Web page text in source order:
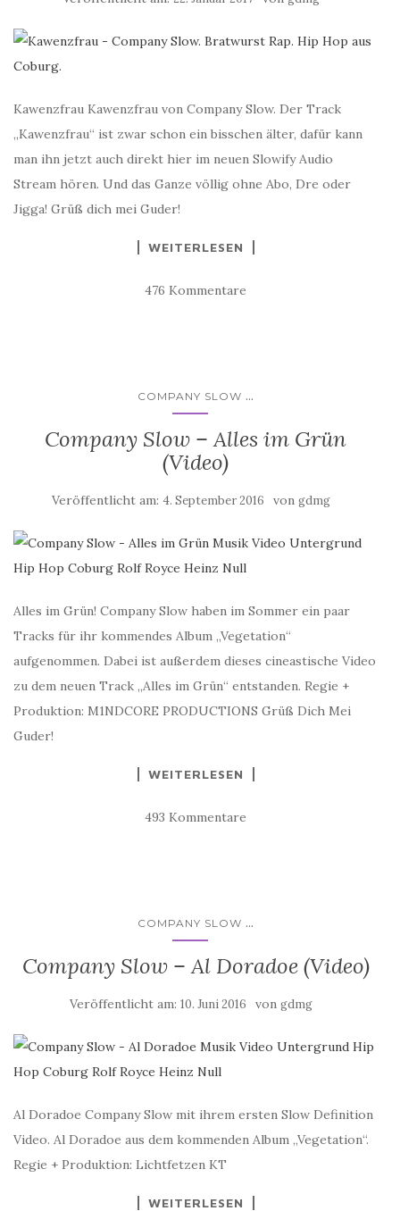
Kawenzfrau Kawenzfrau von Company Slow. Der Track
„Kawenzfrau“ ist zwar schon ein bisschen älter, dafür kann
man ihn jetzt auch direkt hier im neuen Slowify Audio
Stream hören. Und das Ganze völlig ohne Abo, Dre oder
Jigga! Grüß dich mei Guder!
WEITERLESEN
476 Kommentare
COMPANY SLOW ...
Company Slow – Alles im Grün
(Video)
Veröffentlicht am: 4. September 2016 von gdmg
Alles im Grün! Company Slow haben im Sommer ein paar
Tracks für ihr kommendes Album „Vegetation“
aufgenommen. Dabei ist außerdem dieses cineastische Video
zu dem neuen Track „Alles im Grün“ entstanden. Regie +
Produktion: M1NDCORE PRODUCTIONS Grüß Dich Mei
Guder!
WEITERLESEN
493 Kommentare
COMPANY SLOW ...
Company Slow – Al Doradoe (Video)
Veröffentlicht am: 10. Juni 2016 von gdmg
Al Doradoe Company Slow mit ihrem ersten Slow Definition
Video. Al Doradoe aus dem kommenden Album „Vegetation“.
Regie + Produktion: Lichtfetzen KT
WEITERLESEN